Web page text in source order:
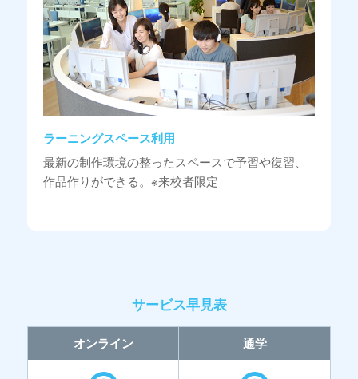
ラーニングスペース利用
最新の制作環境の整ったスペースで予習や復習、
作品作りができる。※来校者限定
サービス早見表
オンライン 通学